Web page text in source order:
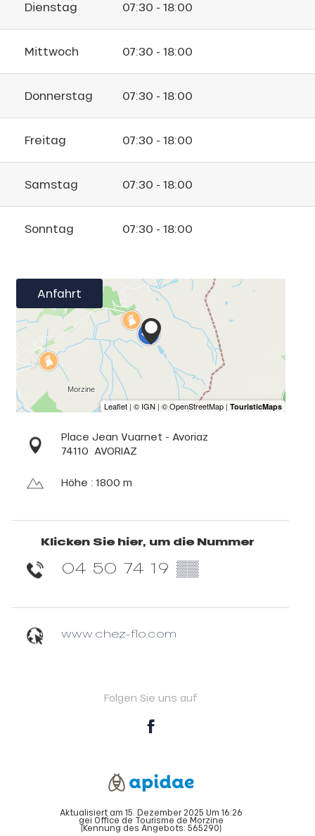
Dienstag 07:30 - 18:00
Mittwoch 07:30 - 18:00
Donnerstag 07:30 - 18:00
Freitag 07:30 - 18:00
Samstag 07:30 - 18:00
Sonntag 07:30 - 18:00
Anfahrt
Place Jean Vuarnet - Avoriaz
74110 AVORIAZ
Höhe : 1800 m
Klicken Sie hier, um die Nummer
04 50 74 19 ▒▒
www.chez-flo.com
Folgen Sie uns auf
Aktualisiert am 15. Dezember 2025 Um 16:26
gei Office de Tourisme de Morzine
(Kennung des Angebots: 565290)